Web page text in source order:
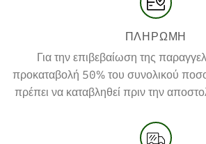
ΠΛΗΡΩΜΗ
Για την επιβεβαίωση της
προκαταβολή 50% του συνολικού
πρέπει να καταβληθεί πριν την